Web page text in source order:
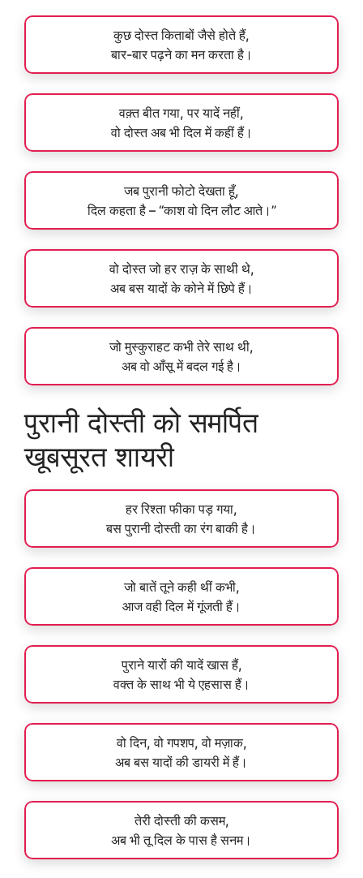
कुछ दोस्त किताबों जैसे होते हैं,
बार-बार पढ़ने का मन करता है।
वक़्त बीत गया, पर यादें नहीं,
वो दोस्त अब भी दिल में कहीं हैं।
जब पुरानी फोटो देखता हूँ,
दिल कहता है – “काश वो दिन लौट आते।”
वो दोस्त जो हर राज़ के साथी थे,
अब बस यादों के कोने में छिपे हैं।
जो मुस्कुराहट कभी तेरे साथ थी,
अब वो आँसू में बदल गई है।
पुरानी दोस्ती को समर्पित
खूबसूरत शायरी
हर रिश्ता फीका पड़ गया,
बस पुरानी दोस्ती का रंग बाकी है।
जो बातें तूने कही थीं कभी,
आज वही दिल में गूंजती हैं।
पुराने यारों की यादें खास हैं,
वक्त के साथ भी ये एहसास हैं।
वो दिन, वो गपशप, वो मज़ाक,
अब बस यादों की डायरी में हैं।
तेरी दोस्ती की कसम,
अब भी तू दिल के पास है सनम।